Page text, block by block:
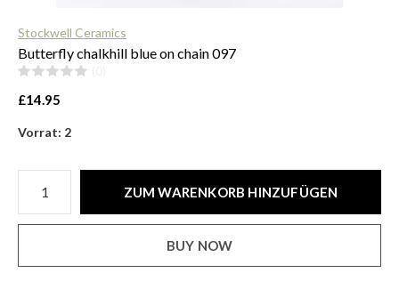
Stockwell Ceramics
Butterfly chalkhill blue on chain 097
£14.95
Vorrat: 2
ZUM WARENKORB HINZUFÜGEN
BUY NOW